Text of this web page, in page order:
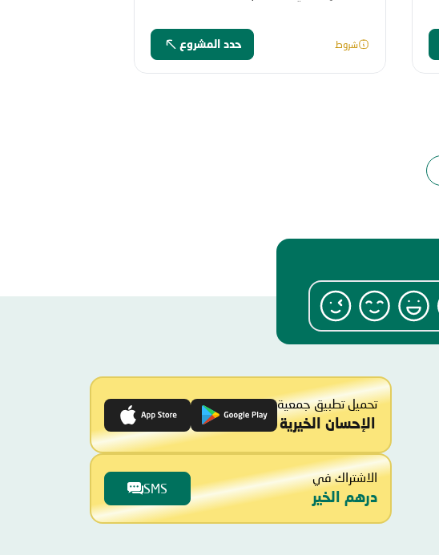
شروط حدد المشروع
تحميل تطبيق جمعية
الإحسان الخيرية
الاشتراك في
درهم الخير
SMS